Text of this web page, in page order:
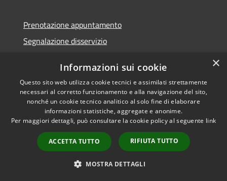
Prenotazione appuntamento
Segnalazione disservizio
Richiesta assistenza
Amministrazione trasparente
Informativa privacy
Note legali
Dichiarazione di accessibilità
×
Informazioni sui cookie
Questo sito web utilizza cookie tecnici e assimilati strettamente
necessari al corretto funzionamento e alla navigazione del sito,
nonché un cookie tecnico analitico al solo fine di elaborare
informazioni statistiche, aggregate e anonime.
Per maggiori dettagli, può consultare la cookie policy al seguente link
ACCETTA TUTTO RIFIUTA TUTTO
MOSTRA DETTAGLI